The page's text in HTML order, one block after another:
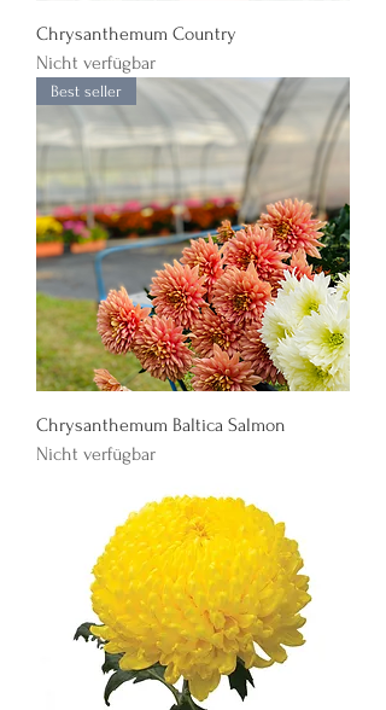
Chrysanthemum Country
Nicht verfügbar
Best seller
Chrysanthemum Baltica Salmon
Nicht verfügbar